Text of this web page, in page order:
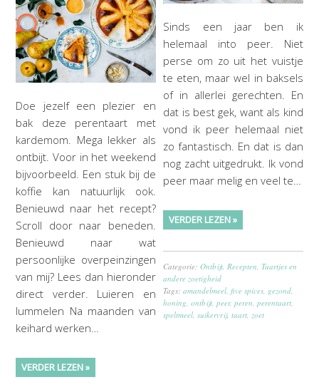
Doe jezelf een plezier en
bak deze perentaart met
kardemom. Mega lekker als
ontbijt. Voor in het weekend
bijvoorbeeld. Een stuk bij de
koffie kan natuurlijk ook.
Benieuwd naar het recept?
Scroll door naar beneden.
Benieuwd naar wat
persoonlijke overpeinzingen
van mij? Lees dan hieronder
direct verder. Luieren en
lummelen Na maanden van
keihard werken…
VERDER LEZEN »
Sinds een jaar ben ik
helemaal into peer. Niet
perse om zo uit het vuistje
te eten, maar wel in baksels
of in allerlei gerechten. En
dat is best gek, want als kind
vond ik peer helemaal niet
zo fantastisch. En dat is dan
nog zacht uitgedrukt. Ik vond
peer maar melig en veel te…
VERDER LEZEN »
Categorie:Ontbijt,Recepten,Taartjes en
andere zoetigheid
Tags:amandelmeel,five spices, gezond,
honing,ontbijt,peer,peren,perentaart,
speltmeel,suikervrij,taart,zoet